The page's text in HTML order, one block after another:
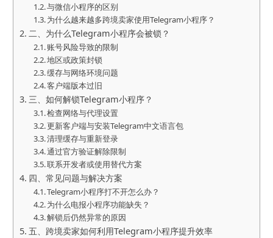
与微信小程序的区别
为什么越来越多跨境卖家使用Telegram小程序？
二、为什么Telegram小程序会被锁？
账号风险导致的限制
地区或政策封锁
缓存与网络环境问题
客户端版本过旧
三、如何解锁Telegram小程序？
检查网络与代理设置
更新客户端与安装Telegram中文语言包
清理缓存与重新登录
通过官方验证解除限制
联系开发者或使用替代方案
四、常见问题与解决方案
Telegram小程序打不开怎么办？
为什么电报小程序功能缺失？
解锁后仍然异常的原因
五、跨境卖家如何利用Telegram小程序提升效率